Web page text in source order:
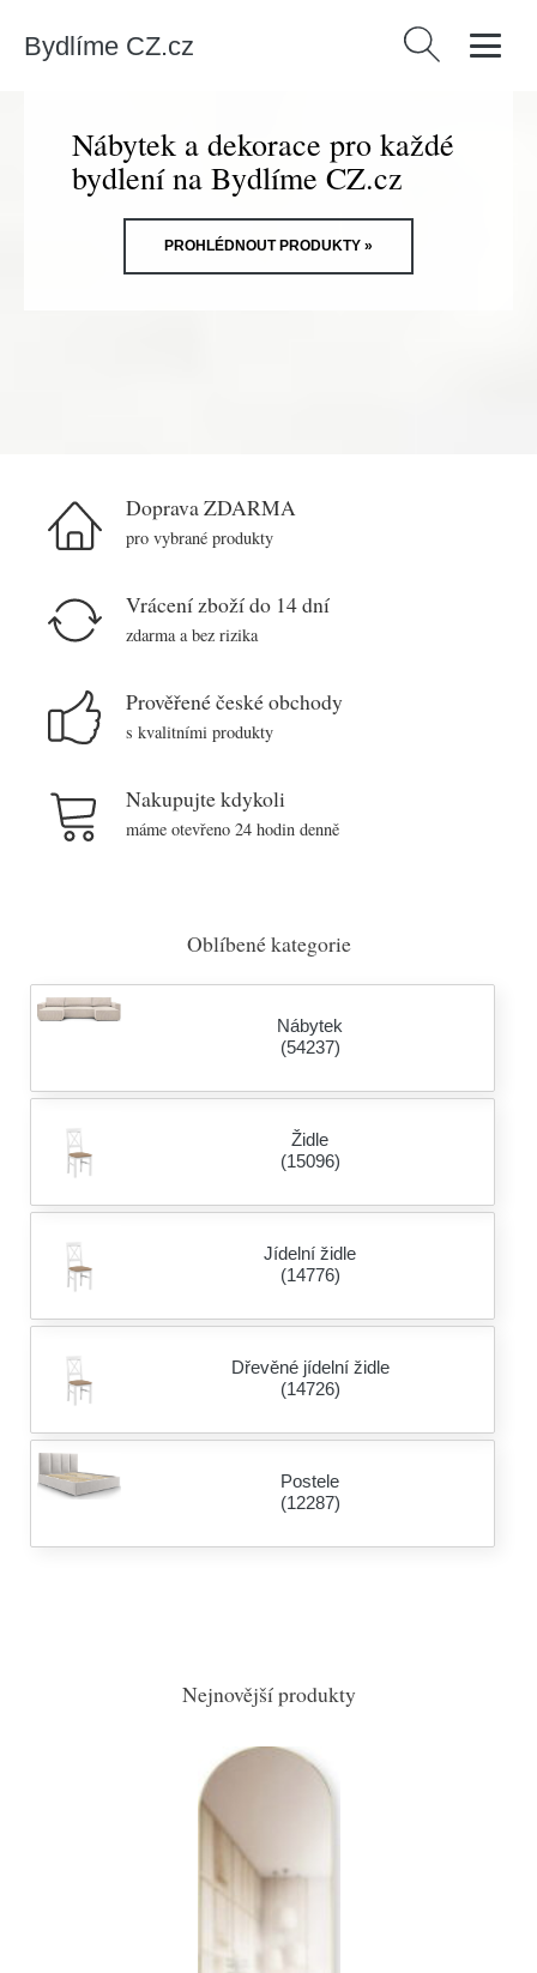
Bydlíme CZ.cz Vyhledávání
Nábytek a dekorace pro každé
bydlení na Bydlíme CZ.cz
PROHLÉDNOUT PRODUKTY »
Doprava ZDARMA
pro vybrané produkty
Vrácení zboží do 14 dní
zdarma a bez rizika
Prověřené české obchody
s kvalitními produkty
Nakupujte kdykoli
máme otevřeno 24 hodin denně
Oblíbené kategorie
Nábytek
(54237)
Židle
(15096)
Jídelní židle
(14776)
Dřevěné jídelní židle
(14726)
Postele
(12287)
Nejnovější produkty